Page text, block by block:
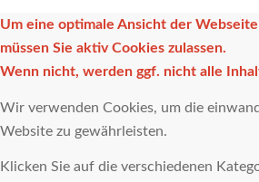
Um eine optimale Ansicht der
müssen Sie aktiv Cookies zulassen.
Wenn nicht, werden ggf. nicht alle
Wir verwenden Cookies, um die
Website zu gewährleisten.
Klicken Sie auf die verschiedenen